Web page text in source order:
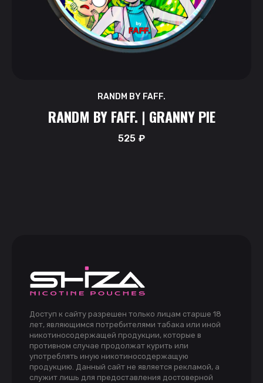
RANDM BY FAFF.
RANDM BY FAFF. | GRANNY PIE
525₽
Доступ к сайту разрешен только лицам старше 18
лет, являющимся потребителями табака или иной
никотиносодержащей продукции, которые в
противном случае продолжат курить или
употреблять иную никотиносодержащую
продукцию. Данный сайт не является рекламой, а
служит лишь для предоставления достоверной